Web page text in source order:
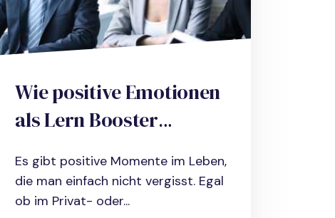
Wie positive Emotionen
als Lern Booster
praktischen
Umsetzung.
Es gibt positive Momente im Leben,
die man einfach nicht vergisst. Egal
ob im Privat- oder...